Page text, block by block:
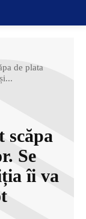
de plata
scăpa
Se
îi va